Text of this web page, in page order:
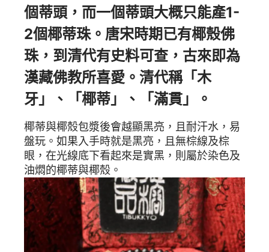
個蒂頭，而一個蒂頭大概只能產1-
2個椰蒂珠。唐宋時期已有椰殼佛
珠，到清代有史料可查，古來即為
漢藏佛教所喜愛。清代稱「木
牙」、「椰蒂」、「滿貫」。
椰蒂與椰殼包漿後會越顯黑亮，且耐汗水，易
盤玩。如果入手時就是黑亮，且無棕線及棕
眼，在光線底下看起來是實黑，則屬於染色及
油燜的椰蒂與椰殼。